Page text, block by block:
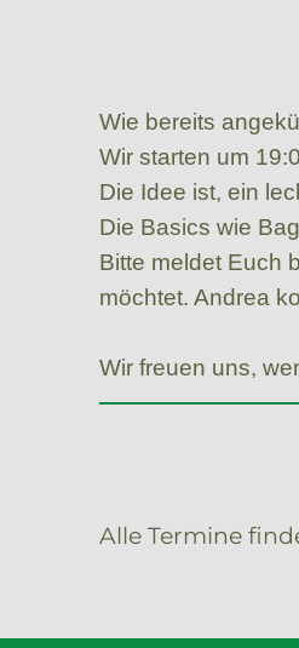
Wie bereits
Wir starten um
Die Idee ist, ein
Die Basics wie
Bitte meldet Euch
möchtet. Andrea
Wir freuen uns,
Alle Termine